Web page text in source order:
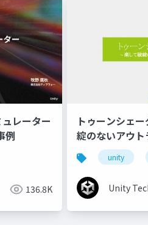
レーター
例
136.8K
トゥーンシェ
綻のないアウ
unity
Unity